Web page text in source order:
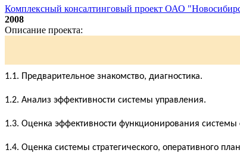
Комплексный консалтинговый проект ОАО
2008
Описание проекта:
1.1. Предварительное знакомство, диагностика.
1.2. Анализ эффективности системы управления.
1.3. Оценка эффективности функционирования
1.4. Оценка системы стратегического, оперативного